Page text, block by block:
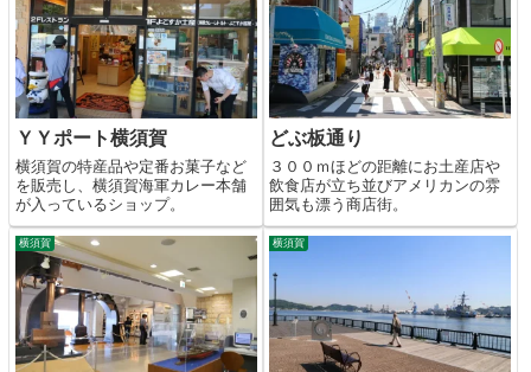
ＹＹポート横須賀
横須賀の特産品や定番お菓子など
を販売し、横須賀海軍カレー本舗
が入っているショップ。
どぶ板通り
３００ｍほどの距離にお土産店や
飲食店が立ち並びアメリカンの雰
囲気も漂う商店街。
横須賀 横須賀